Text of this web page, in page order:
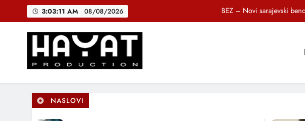
3:03:11 AM 08/08/2026
BEZ – Novi sarajevski
DJEČIJI HOR SUNCOKRETI KROZ
Hayat Production
Promocija domaće muzike
NASLOVI